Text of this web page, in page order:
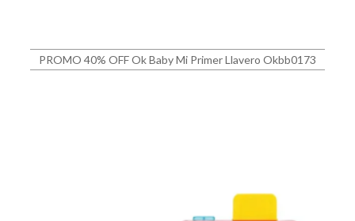
PROMO 40% OFF Ok Baby Mi Primer Llavero Okbb0173